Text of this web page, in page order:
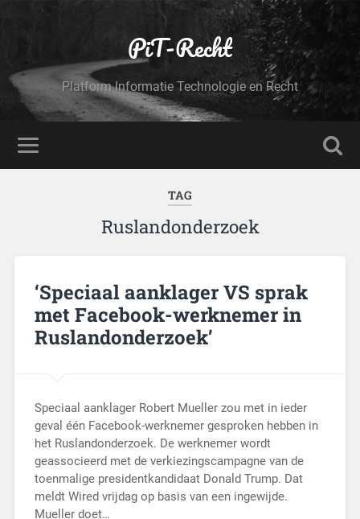
PiT-Recht
Platform Informatie Technologie en Recht
TAG
Ruslandonderzoek
‘Speciaal aanklager VS sprak
met Facebook-werknemer in
Ruslandonderzoek’
Speciaal aanklager Robert Mueller zou met in ieder
geval één Facebook-werknemer gesproken hebben in
het Ruslandonderzoek. De werknemer wordt
geassocieerd met de verkiezingscampagne van de
toenmalige presidentkandidaat Donald Trump. Dat
meldt Wired vrijdag op basis van een ingewijde.
Mueller doet…